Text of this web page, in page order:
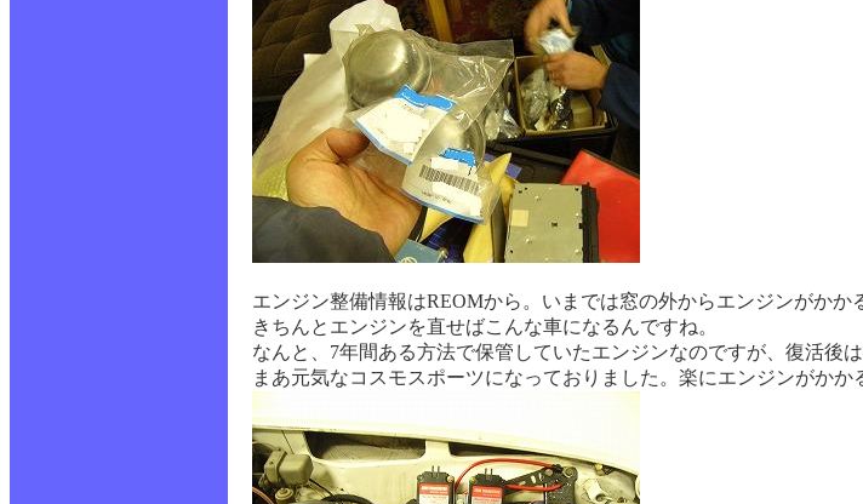
エンジン整備情報はREOMから。いまでは窓の外からエンジンがかか
きちんとエンジンを直せばこんな車になるんですね。
なんと、7年間ある方法で保管していたエンジンなのですが、復活後
まあ元気なコスモスポーツになっておりました。楽にエンジンがかか